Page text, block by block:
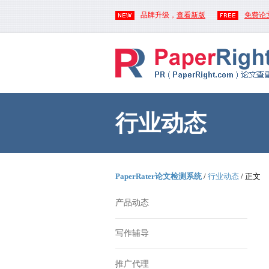
品牌升级， 查看新版 免费论
行业动态
PaperRater论文检测系统/ 行业动态 / 正文
产品动态
写作辅导
推广代理